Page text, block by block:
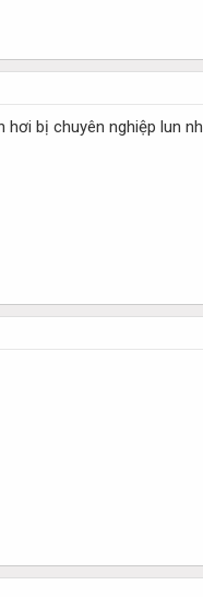
hơi bị chuyên nghiệp lun